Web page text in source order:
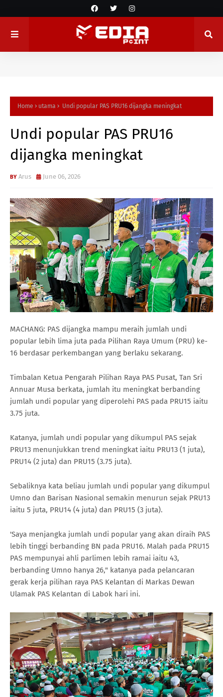
Home utama Undi popular PAS PRU16 dijangka meningkat
Undi popular PAS PRU16
dijangka meningkat
Arus June 06, 2026
MACHANG: PAS dijangka mampu meraih jumlah undi
popular lebih lima juta pada Pilihan Raya Umum (PRU) ke-
16 berdasar perkembangan yang berlaku sekarang.
Timbalan Ketua Pengarah Pilihan Raya PAS Pusat, Tan Sri
Annuar Musa berkata, jumlah itu meningkat berbanding
jumlah undi popular yang diperolehi PAS pada PRU15 iaitu
3.75 juta.
Katanya, jumlah undi popular yang dikumpul PAS sejak
PRU13 menunjukkan trend meningkat iaitu PRU13 (1 juta),
PRU14 (2 juta) dan PRU15 (3.75 juta).
Sebaliknya kata beliau jumlah undi popular yang dikumpul
Umno dan Barisan Nasional semakin menurun sejak PRU13
iaitu 5 juta, PRU14 (4 juta) dan PRU15 (3 juta).
'Saya menjangka jumlah undi popular yang akan diraih PAS
lebih tinggi berbanding BN pada PRU16. Malah pada PRU15
PAS mempunyai ahli parlimen lebih ramai iaitu 43,
berbanding Umno hanya 26," katanya pada pelancaran
gerak kerja pilihan raya PAS Kelantan di Markas Dewan
Ulamak PAS Kelantan di Labok hari ini.